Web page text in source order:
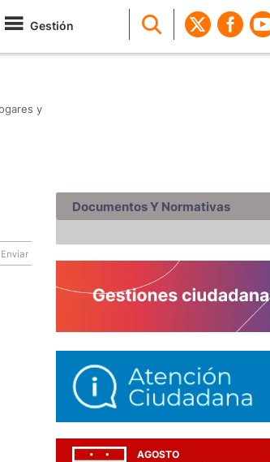
Gestión
y
Enviar
Documentos Y Normativas
AGOSTO